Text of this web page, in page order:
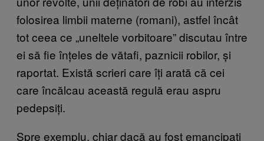
folosirea limbii materne (romani), astfel încât
tot ceea ce „uneltele vorbitoare” discutau între
ei să fie înțeles de vătafi, paznicii robilor, și
raportat. Există scrieri care îți arată că cei
care încălcau această regulă erau aspru
pedepsiți.
Spre exemplu, chiar dacă au fost emancipați